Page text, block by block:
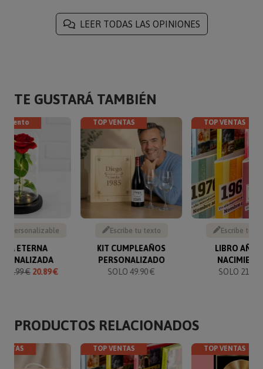
LEER TODAS LAS OPINIONES
TE GUSTARÁ TAMBIÉN
personalizable
ETERNA
21.99 € 20.89 €
TOP VENTAS
Escribe tu texto
KIT CUMPLEAÑOS
PERSONALIZADO
SOLO 49.90 €
TOP VENTAS
Escribe tu
LIBRO AÑO
SOLO 21.95
PRODUCTOS RELACIONADOS
TOP VENTAS TOP VENTAS